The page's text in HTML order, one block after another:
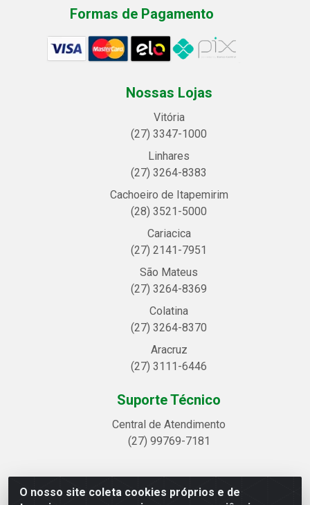
O nosso site coleta cookies próprios e de
Formas de Pagamento
Nossas Lojas
Vitória
(27) 3347-1000
Linhares
(27) 3264-8383
Cachoeiro de Itapemirim
(28) 3521-5000
Cariacica
(27) 2141-7951
São Mateus
(27) 3264-8369
Colatina
(27) 3264-8370
Aracruz
(27) 3111-6446
Suporte Técnico
Central de Atendimento
(27) 99769-7181
Linhavix Distribuidora LTDA - Avenida Alegre, 2521 -